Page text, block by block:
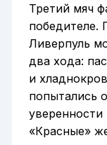
Третий мяч
победителе.
Ливерпуль
два хода:
и
попытались
уверенности
«Красные»